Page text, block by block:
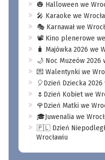
🎃 Halloween we
🎤 Karaoke we
🎭 Karnawał we
📽️ Kino plenerowe we
🧳 Majówka 2026 we
🌙 Noc Muzeów 2026
💌 Walentynki we
🎈Dzień Dziecka 2026
🌷Dzień Kobiet we
🌹Dzień Matki we
🎓Juwenalia we
🇵🇱 Dzień
Wrocławiu